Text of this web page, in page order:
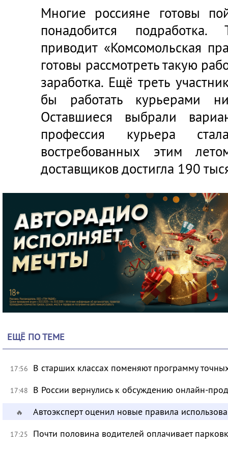
Многие россияне готовы
понадобится
приводит «Комсомольская
готовы рассмотреть такую
заработка. Ещё треть
бы работать курьерами
Оставшиеся выбрали
профессия курьера
востребованных этим
доставщиков достигла 190
ЕЩЁ ПО ТЕМЕ
17:56 В старших классах поменяют программу
17:48 В России вернулись к обсуждению онлайн-
🔥 Автоэксперт оценил новые правила
17:25 Почти половина водителей оплачивает